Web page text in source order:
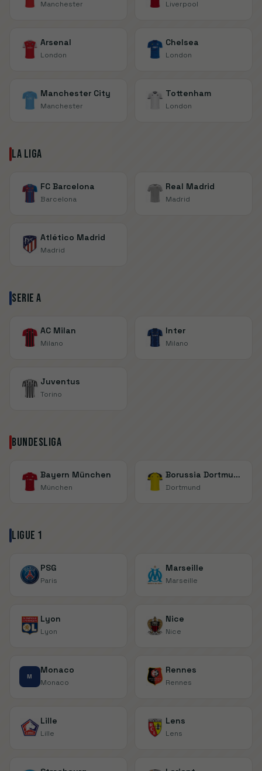
Manchester Liverpool
Arsenal
London
Chelsea
London
Manchester City
Manchester
Tottenham
London
La Liga
FC Barcelona
Barcelona
Real Madrid
Madrid
Atlético Madrid
Madrid
Serie A
AC Milan
Milano
Inter
Milano
Juventus
Torino
Bundesliga
Bayern München
München
Borussia Dortmund
Dortmund
Ligue 1
PSG
Paris
Marseille
Marseille
Lyon
Lyon
Nice
Nice
M
Monaco
Monaco
Rennes
Rennes
Lille
Lille
Lens
Lens